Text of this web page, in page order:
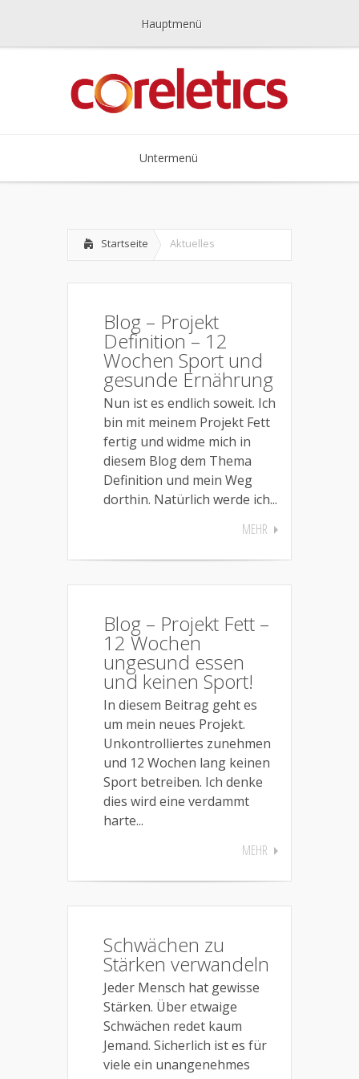
Hauptmenü
Untermenü
Startseite Aktuelles
Blog – Projekt
Definition – 12
Wochen Sport und
gesunde Ernährung
Nun ist es endlich soweit. Ich
bin mit meinem Projekt Fett
fertig und widme mich in
diesem Blog dem Thema
Definition und mein Weg
dorthin. Natürlich werde ich...
MEHR
Blog – Projekt Fett –
12 Wochen
ungesund essen
und keinen Sport!
In diesem Beitrag geht es
um mein neues Projekt.
Unkontrolliertes zunehmen
und 12 Wochen lang keinen
Sport betreiben. Ich denke
dies wird eine verdammt
harte...
MEHR
Schwächen zu
Stärken verwandeln
Jeder Mensch hat gewisse
Stärken. Über etwaige
Schwächen redet kaum
Jemand. Sicherlich ist es für
viele ein unangenehmes